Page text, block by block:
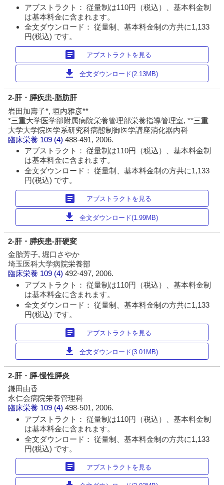
アブストラクト： 従量制は110円（税込）、基本料金制
は基本料金に含まれます。
全文ダウンロード： 従量制、基本料金制の方共に1,133
円(税込) です。
article アブストラクトを見る
download 全文ダウンロード(2.13MB)
2-肝・膵疾患-脂肪肝
岩田加壽子*, 垣内雅彦**
*三重大学医学部附属病院栄養管理部栄養指導管理室, **三重
大学大学院医学系研究科病態制御医学講座消化器内科
臨床栄養 109 (4)488-491, 2006.
アブストラクト： 従量制は110円（税込）、基本料金制
は基本料金に含まれます。
全文ダウンロード： 従量制、基本料金制の方共に1,133
円(税込) です。
article アブストラクトを見る
download 全文ダウンロード(1.99MB)
2-肝・膵疾患-肝硬変
金胎芳子, 堀口さやか
埼玉医科大学病院栄養部
臨床栄養 109 (4)492-497, 2006.
アブストラクト： 従量制は110円（税込）、基本料金制
は基本料金に含まれます。
全文ダウンロード： 従量制、基本料金制の方共に1,133
円(税込) です。
article アブストラクトを見る
download 全文ダウンロード(3.01MB)
2-肝・膵-慢性膵炎
鎌田由香
永仁会病院栄養管理科
臨床栄養 109 (4)498-501, 2006.
アブストラクト： 従量制は110円（税込）、基本料金制
は基本料金に含まれます。
全文ダウンロード： 従量制、基本料金制の方共に1,133
円(税込) です。
article アブストラクトを見る